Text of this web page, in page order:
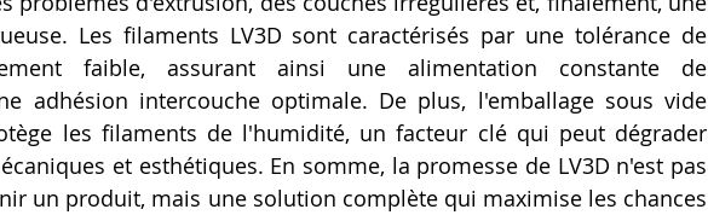
Les filaments LV3D sont caractérisés par une tolérance de
faible, assurant ainsi une alimentation constante de
adhésion intercouche optimale. De plus, l'emballage sous vide
les filaments de l'humidité, un facteur clé qui peut dégrader
et esthétiques. En somme, la promesse de LV3D n'est pas
un produit, mais une solution complète qui maximise les chances